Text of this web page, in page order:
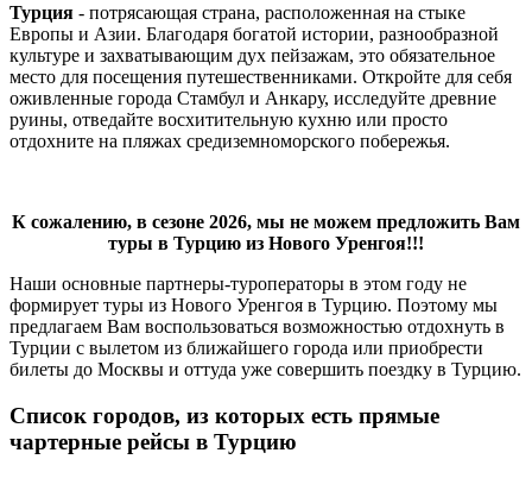
Турция - потрясающая страна, расположенная на стыке
Европы и Азии. Благодаря богатой истории, разнообразной
культуре и захватывающим дух пейзажам, это обязательное
место для посещения путешественниками. Откройте для себя
оживленные города Стамбул и Анкару, исследуйте древние
руины, отведайте восхитительную кухню или просто
отдохните на пляжах средиземноморского побережья.
К сожалению, в сезоне 2026, мы не можем предложить Вам
туры в Турцию из Нового Уренгоя!!!
Наши основные партнеры-туроператоры в этом году не
формирует туры из Нового Уренгоя в Турцию. Поэтому мы
предлагаем Вам воспользоваться возможностью отдохнуть в
Турции с вылетом из ближайшего города или приобрести
билеты до Москвы и оттуда уже совершить поездку в Турцию.
Список городов, из которых есть прямые
чартерные рейсы в Турцию